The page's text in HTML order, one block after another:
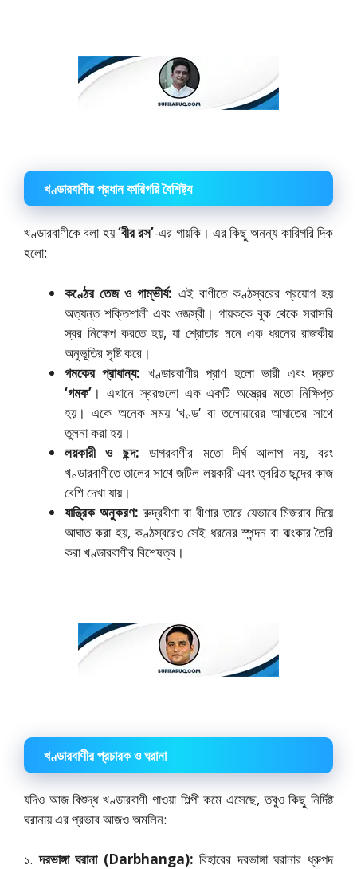
খণ্ডারবাণীর প্রধান কারিগরি বৈশিষ্ট্য
খণ্ডারবাণীকে বলা হয়‘বীর রস’-এর গায়কি। এর কিছু অনন্য কারিগরি দিক
হলো:
কণ্ঠের তেজ ও গাম্ভীর্য: এই বাণীতে কণ্ঠস্বরের প্রয়োগ হয়
অত্যন্ত শক্তিশালী এবং ওজস্বী। গায়ককে বুক থেকে সরাসরি
স্বর নিক্ষেপ করতে হয়, যা শ্রোতার মনে এক ধরনের রাজকীয়
অনুভূতির সৃষ্টি করে।
গমকের প্রাধান্য: খণ্ডারবাণীর প্রাণ হলো ভারী এবং দ্রুত
‘গমক’ । এখানে স্বরগুলো এক একটি অস্ত্রের মতো নিক্ষিপ্ত
হয়। একে অনেক সময় ‘খণ্ড’ বা তলোয়ারের আঘাতের সাথে
তুলনা করা হয়।
লয়কারী ও ছন্দ: ডাগরবাণীর মতো দীর্ঘ আলাপ নয়, বরং
খণ্ডারবাণীতে তালের সাথে জটিল লয়কারী এবং ত্বরিত ছন্দের কাজ
বেশি দেখা যায়।
যান্ত্রিক অনুকরণ: রুদ্রবীণা বা বীণার তারে যেভাবে মিজরাব দিয়ে
আঘাত করা হয়, কণ্ঠস্বরেও সেই ধরনের স্পন্দন বা ঝংকার তৈরি
করা খণ্ডারবাণীর বিশেষত্ব।
খণ্ডারবাণীর প্রচারক ও ঘরানা
যদিও আজ বিশুদ্ধ খণ্ডারবাণী গাওয়া শিল্পী কমে এসেছে, তবুও কিছু নির্দিষ্ট
ঘরানায় এর প্রভাব আজও অমলিন:
১.দরভাঙ্গা ঘরানা (Darbhanga): বিহারের দরভাঙ্গা ঘরানার ধ্রুপদ